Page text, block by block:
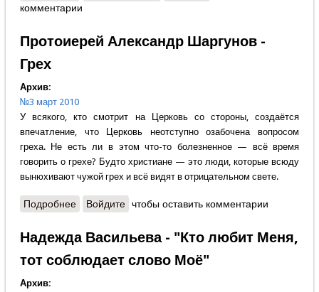
комментарии
Протоиерей Александр Шаргунов -
Грех
Архив:
№3 март 2010
У всякого, кто смотрит на Церковь со стороны, создаётся
впечатление, что Церковь неотступно озабочена вопросом
греха. Не есть ли в этом что-то болезненное — всё время
говорить о грехе? Будто христиане — это люди, которые всюду
вынюхивают чужой грех и всё видят в отрицательном свете.
Подробнеео Протоиерей Александр Шаргунов - Грех
Войдите чтобы оставить комментарии
Надежда Васильева - "Кто любит Меня,
тот соблюдает слово Моё"
Архив: